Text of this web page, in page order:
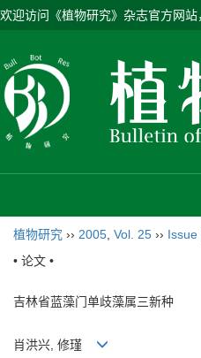
欢迎访问《植物研究》杂志官方网站
植物研究 ›› 2005 Vol. 25 ›› Issue
• 论文 •
吉林省蓝藻门单歧藻属三新种
肖洪兴, 修瑾